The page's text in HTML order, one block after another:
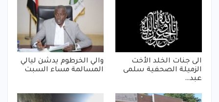
الى جنات الخلد الأخت
الزميلة الصحفية سلمى
عبد…
والي الخرطوم يدشن ليالي
المسالمة مساء السبت